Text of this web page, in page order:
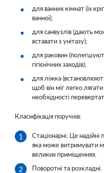
для ванних кімнат (їх
ванної);
для санвузлів (дають
вставати з унітазу);
для раковин
гігієнічних заходів);
для ліжка (встановлюють
щоб він міг легко
необхідності
Класифікація поручнів:
Стаціонарні. Це
яка може витримувати
великих приміщеннях.
Поворотні та